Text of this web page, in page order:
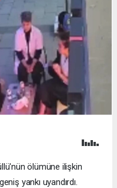
ölümüne ilişkin
yankı uyandırdı.